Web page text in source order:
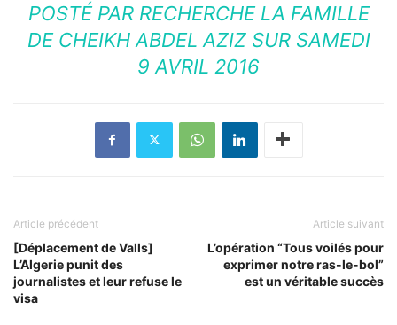
POSTÉ PAR RECHERCHE LA FAMILLE
DE CHEIKH ABDEL AZIZSUR SAMEDI
9 AVRIL 2016
Article précédent
[Déplacement de Valls]
L’Algerie punit des
journalistes et leur refuse le
visa
Article suivant
L’opération “Tous voilés pour
exprimer notre ras-le-bol”
est un véritable succès